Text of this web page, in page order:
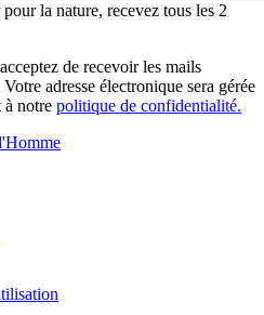
la nature, recevez tous les 2
de recevoir les mails
adresse électronique sera gérée
à notre politique de confidentialité.